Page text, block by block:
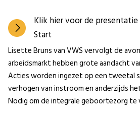
Klik hier voor de
Start
Lisette Bruns van VWS vervolgt de
arbeidsmarkt hebben grote aandacht
Acties worden ingezet op een tweetal
verhogen van instroom en anderzijds
Nodig om de integrale geboortezorg te